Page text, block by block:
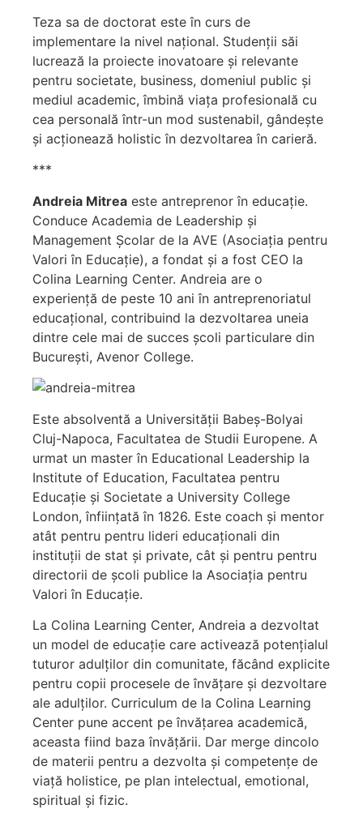
Teza sa de doctorat este în curs de
implementare la nivel național. Studenții săi
lucrează la proiecte inovatoare și relevante
pentru societate, business, domeniul public și
mediul academic, îmbină viața profesională cu
cea personală într-un mod sustenabil, gândește
și acționează holistic în dezvoltarea în carieră.
***
Andreia Mitrea este antreprenor în educație.
Conduce Academia de Leadership și
Management Școlar de la AVE (Asociația pentru
Valori în Educație), a fondat și a fost CEO la
Colina Learning Center. Andreia are o
experiență de peste 10 ani în antreprenoriatul
educațional, contribuind la dezvoltarea uneia
dintre cele mai de succes școli particulare din
București, Avenor College.
Este absolventă a Universității Babeş-Bolyai
Cluj-Napoca, Facultatea de Studii Europene. A
urmat un master în Educational Leadership la
Institute of Education, Facultatea pentru
Educație și Societate a University College
London, înființată în 1826. Este coach și mentor
atât pentru pentru lideri educaționali din
instituții de stat și private, cât și pentru pentru
directorii de școli publice la Asociația pentru
Valori în Educație.
La Colina Learning Center, Andreia a dezvoltat
un model de educație care activează potențialul
tuturor adulților din comunitate, făcând explicite
pentru copii procesele de învățare și dezvoltare
ale adulților. Curriculum de la Colina Learning
Center pune accent pe învățarea academică,
aceasta fiind baza învățării. Dar merge dincolo
de materii pentru a dezvolta și competențe de
viață holistice, pe plan intelectual, emotional,
spiritual și fizic.